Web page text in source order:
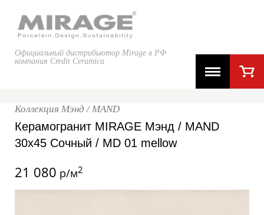
Официальный дистрибьютор Mirage в РФ
компания Credit Ceramica
Коллекция Мэнд / MAND
Керамогранит MIRAGE Мэнд / MAND
30x45 Сочный / MD 01 mellow
21 080 р/м2